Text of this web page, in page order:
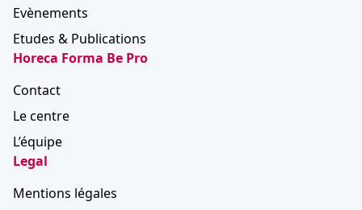
Evènements
Etudes & Publications
Horeca Forma Be Pro
Contact
Le centre
L’équipe
Legal
Mentions légales